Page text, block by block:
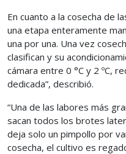
En cuanto a la cosecha de
una etapa enteramente
una por una. Una vez
clasifican y su
cámara entre 0 °C y 2 ºC,
dedicada”, describió.
“Una de las labores más
sacan todos los brotes
deja solo un pimpollo por
cosecha, el cultivo es